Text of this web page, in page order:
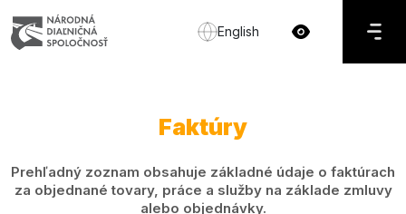
English
Faktúry
Prehľadný zoznam obsahuje základné údaje o faktúrach
za objednané tovary, práce a služby na základe zmluvy
alebo objednávky.